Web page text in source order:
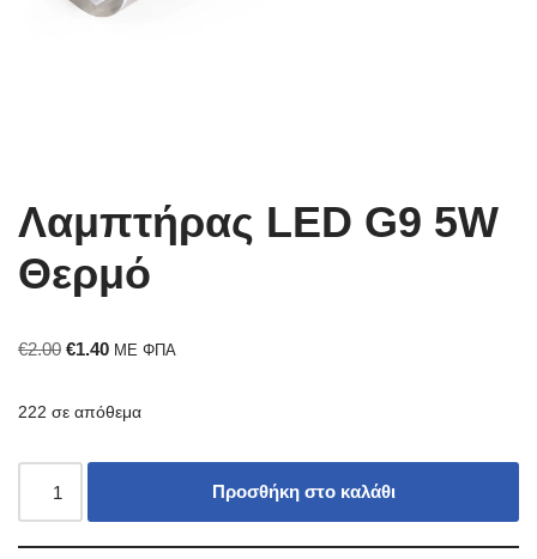
Λαμπτήρας LED G9 5W
Θερμό
€2.00 €1.40 ΜΕ ΦΠΑ
222 σε απόθεμα
Προσθήκη στο καλάθι